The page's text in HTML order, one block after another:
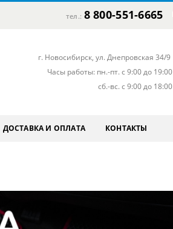
тел.: 8 800-551-6665
г. Новосибирск, ул. Днепровская 34/9
Часы работы: пн.-пт. с 9:00 до 19:00
сб.-вс. с 9:00 до 18:00
ДОСТАВКА И ОПЛАТА КОНТАКТЫ